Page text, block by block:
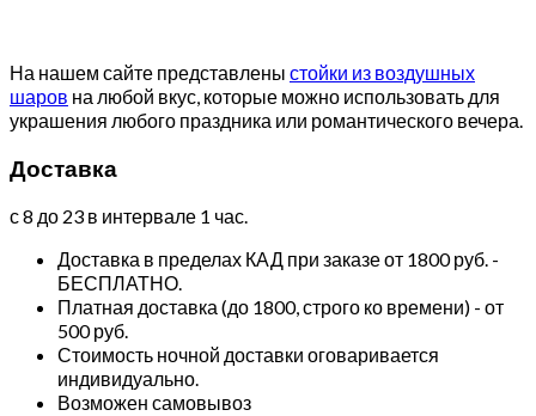
На нашем сайте представлены стойки из воздушных
шаров на любой вкус, которые можно использовать для
украшения любого праздника или романтического вечера.
Доставка
с 8 до 23 в интервале 1 час.
Доставка в пределах КАД при заказе от 1800 руб. -
БЕСПЛАТНО.
Платная доставка (до 1800, строго ко времени) - от
500 руб.
Стоимость ночной доставки оговаривается
индивидуально.
Возможен самовывоз